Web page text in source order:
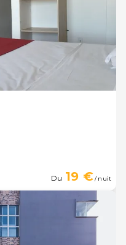
Du 19 €/ nuit